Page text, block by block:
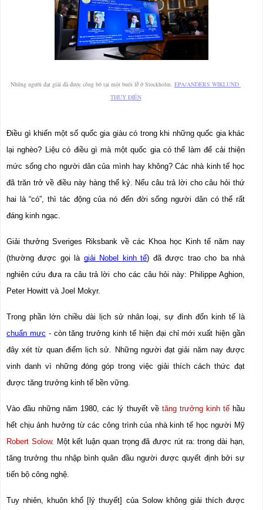
Những người đạt giải đã được công bố tại một buổi lễ ở Stockholm. EPA/ANDERS WIKLUND
THỤY ĐIỂN
Điều gì khiến một số quốc gia giàu có trong khi những quốc gia khác
lại nghèo? Liệu có điều gì mà một quốc gia có thể làm để cải thiện
mức sống cho người dân của mình hay không? Các nhà kinh tế học
đã trăn trở về điều này hàng thế kỷ. Nếu câu trả lời cho câu hỏi thứ
hai là “có”, thì tác động của nó đến đời sống người dân có thể rất
đáng kinh ngạc.
Giải thưởng Sveriges Riksbank về các Khoa học Kinh tế năm nay
(thường được gọi là giải Nobel kinh tế) đã được trao cho ba nhà
nghiên cứu đưa ra câu trả lời cho các câu hỏi này: Philippe Aghion,
Peter Howitt và Joel Mokyr.
chuẩn mực - còn tăng trưởng kinh tế hiện đại chỉ mới xuất hiện gần
đây xét từ quan điểm lịch sử. Những người đạt giải năm nay được
vinh danh vì những đóng góp trong việc giải thích cách thức đạt
được tăng trưởng kinh tế bền vững.
Vào đầu những năm 1980, các lý thuyết về tăng trưởng kinh tế hầu
Robert Solow. Một kết luận quan trọng đã được rút ra: trong dài hạn,
tăng trưởng thu nhập bình quân đầu người được quyết định bởi sự
tiến bộ công nghệ.
Tuy nhiên, khuôn khổ [lý thuyết] của Solow không giải thích được